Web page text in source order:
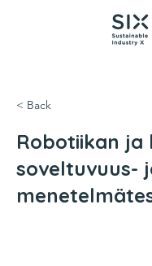
< Back
Robotiikan ja
soveltuvuus-